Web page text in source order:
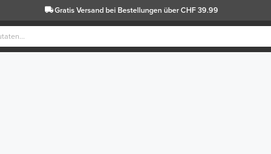
Gratis Versandbei Bestellungen über CHF 39.99